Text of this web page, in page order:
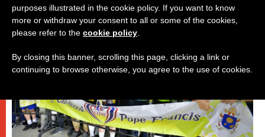
DICASTERI,PAPI
purposes illustrated in the cookie policy. If you want to know
more or withdraw your consent to all or some of the cookies,
please refer to the cookie policy
By closing this banner, scrolling this page, clicking a link or
continuing to browse otherwise, you agree to the use of cookies.